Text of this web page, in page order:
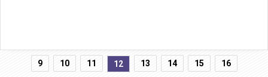
9 10 11 12 13 14 15 16